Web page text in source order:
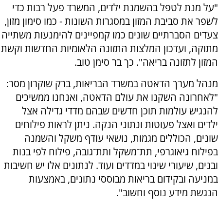
"על מנת לטפל בהשמנת ילדים, המשרד פעל רבות כדי
לשפר את סביבת המזון במסגרות השונות - כמו סימון מזון,
צעדים הסברתיים שונים כמו קמפיינים להימנעות משתייה
מתוקה, ועדכון המלצות התזונה הלאומיות החדשות וקשת
המזון לתזונה בריאה". כך בר סימן טוב.
מנהל מערך הדאטה במשרד הבריאות, ברק שוקרון מסר:
"לאחרונה השקנו את עולם הדאטה, ואנחנו ממשיכים
להנגיש עולמות תוכן חדשים שבהם מדדי גדילה אצל
ילדים ואצל פעוטות ונתוני הנקה. ניתן לראות פילוחים
שונים, הכוללים מגמות, נושאי עודף משקל והשמנה
בפילוח גיאוגרפי, תת־משקל ותת־גובה, פילוח לפי בנות
ובנים, שיעורי שינוי במדדים ועוד. לנתונים אלו יש חשיבות
במניעה ובקידום בריאות מבוססי נתונים, באמצעות
הנגשת מידע נוסף וחשוב".